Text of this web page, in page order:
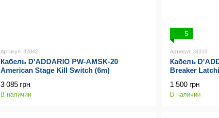
Артикул: 32842
Кабель D'ADDARIO PW-AMSK-20
American Stage Kill Switch (6m)
3 085 грн
В наличии
5
Артикул: 34310
Кабель
Breaker
1 500 грн
В наличии